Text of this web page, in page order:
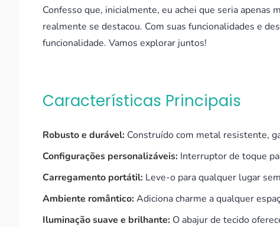
Confesso que, inicialmente, eu achei que seria apenas
realmente se destacou. Com suas funcionalidades e
funcionalidade. Vamos explorar juntos!
Características Principais
Robusto e durável: Construído com metal resistente,
Configurações personalizáveis: Interruptor de toque
Carregamento portátil: Leve-o para qualquer lugar
Ambiente romântico:Adiciona charme a qualquer
Iluminação suave e brilhante: O abajur de tecido